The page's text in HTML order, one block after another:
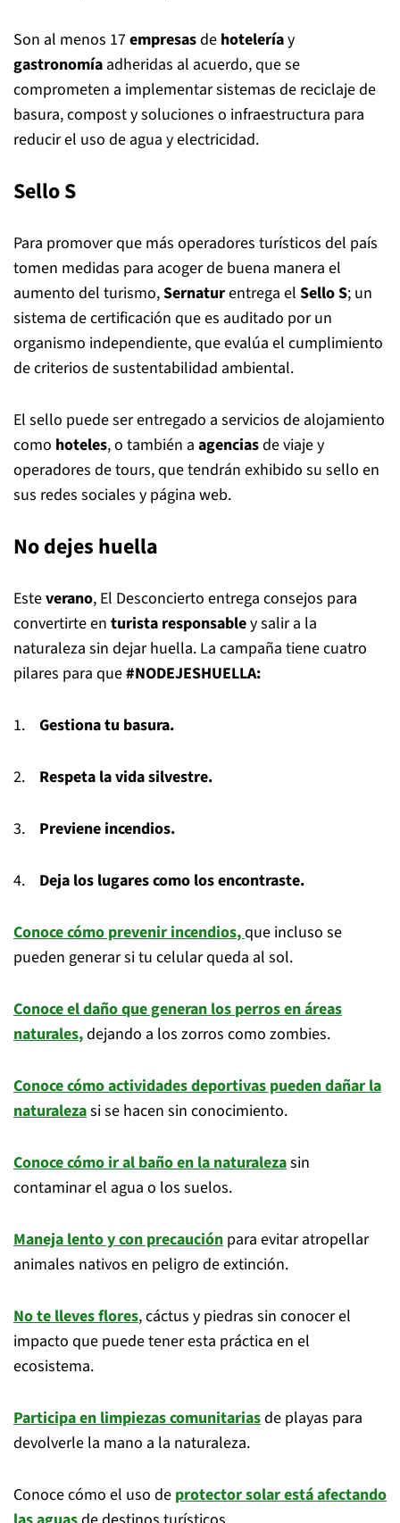
Son al menos 17empresasde hoteleríay
gastronomía adheridas al acuerdo, que se
comprometen a implementar sistemas de reciclaje de
basura, compost y soluciones o infraestructura para
reducir el uso de agua y electricidad.
Sello S
Para promover que más operadores turísticos del país
tomen medidas para acoger de buena manera el
aumento del turismo,Sernaturentrega el Sello S; un
sistema de certificación que es auditado por un
organismo independiente, que evalúa el cumplimiento
de criterios de sustentabilidad ambiental.
El sello puede ser entregado a servicios de alojamiento
como hoteles, o también a agenciasde viaje y
operadores de tours, que tendrán exhibido su sello en
sus redes sociales y página web.
No dejes huella
Esteverano, El Desconcierto entrega consejos para
convertirte en turista responsabley salir a la
naturaleza sin dejar huella. La campaña tiene cuatro
pilares para que#NODEJESHUELLA:
1. Gestiona tu basura.
2. Respeta la vida silvestre.
3. Previene incendios.
4. Deja los lugares como los encontraste.
Conoce cómo prevenirincendios,que incluso se
pueden generar si tu celular queda al sol.
Conoce el daño que generan losperrosen áreas
naturales,dejando a los zorros como zombies.
Conoce cómoactividades deportivaspueden dañar la
naturalezasi se hacen sin conocimiento.
Conoce cómo ir al baño en la naturalezasin
contaminar el agua o los suelos.
Maneja lento y con precaución para evitar atropellar
animales nativos en peligro de extinción.
No te lleves flores, cáctus y piedras sin conocer el
impacto que puede tener esta práctica en el
ecosistema.
Participa en limpiezas comunitariasde playas para
devolverle la mano a la naturaleza.
Conoce cómo el uso de protector solar está afectando